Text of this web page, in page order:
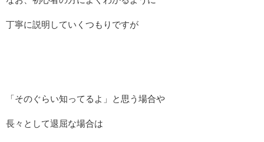
丁寧に説明していくつもりですが
「そのぐらい知ってるよ」と思う場合や
長々として退屈な場合は